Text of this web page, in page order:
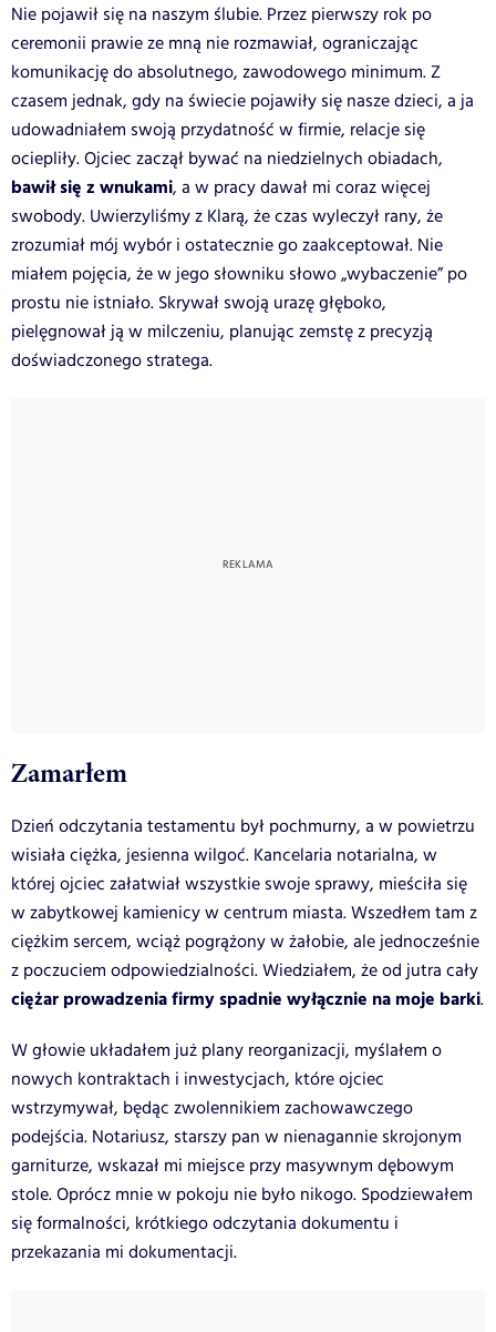
Nie pojawił się na naszym ślubie. Przez pierwszy rok po
ceremonii prawie ze mną nie rozmawiał, ograniczając
komunikację do absolutnego, zawodowego minimum. Z
czasem jednak, gdy na świecie pojawiły się nasze dzieci, a ja
udowadniałem swoją przydatność w firmie, relacje się
ociepliły. Ojciec zaczął bywać na niedzielnych obiadach,
bawił się z wnukami, a w pracy dawał mi coraz więcej
swobody. Uwierzyliśmy z Klarą, że czas wyleczył rany, że
zrozumiał mój wybór i ostatecznie go zaakceptował. Nie
miałem pojęcia, że w jego słowniku słowo „wybaczenie” po
prostu nie istniało. Skrywał swoją urazę głęboko,
pielęgnował ją w milczeniu, planując zemstę z precyzją
doświadczonego stratega.
Zamarłem
Dzień odczytania testamentu był pochmurny, a w powietrzu
wisiała ciężka, jesienna wilgoć. Kancelaria notarialna, w
której ojciec załatwiał wszystkie swoje sprawy, mieściła się
w zabytkowej kamienicy w centrum miasta. Wszedłem tam z
ciężkim sercem, wciąż pogrążony w żałobie, ale jednocześnie
z poczuciem odpowiedzialności. Wiedziałem, że od jutra cały
ciężar prowadzenia firmy spadnie wyłącznie na moje barki.
W głowie układałem już plany reorganizacji, myślałem o
nowych kontraktach i inwestycjach, które ojciec
wstrzymywał, będąc zwolennikiem zachowawczego
podejścia. Notariusz, starszy pan w nienagannie skrojonym
garniturze, wskazał mi miejsce przy masywnym dębowym
stole. Oprócz mnie w pokoju nie było nikogo. Spodziewałem
się formalności, krótkiego odczytania dokumentu i
przekazania mi dokumentacji.